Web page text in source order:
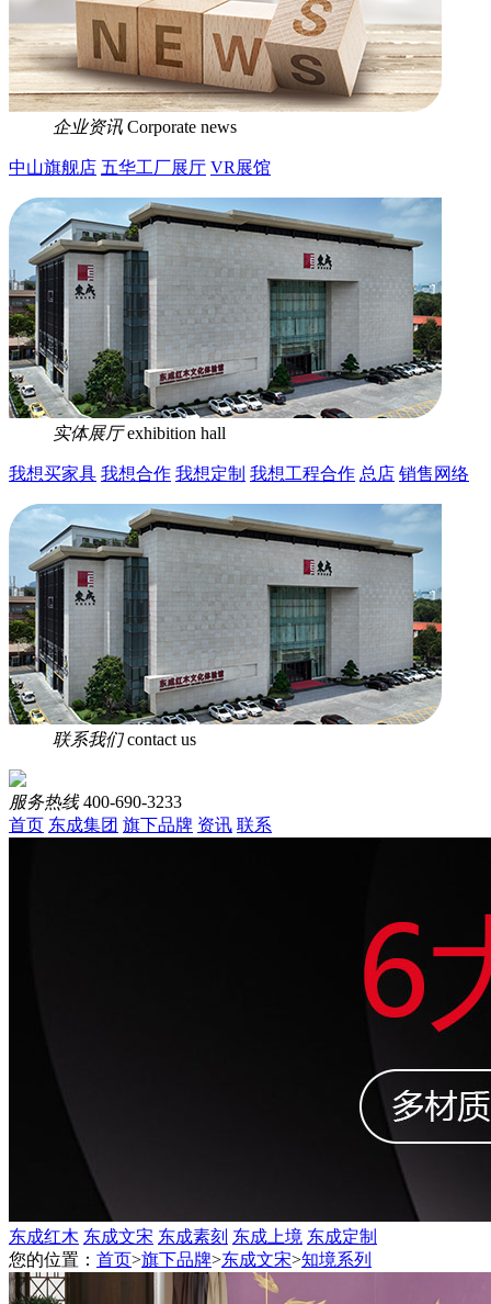
企业资讯 Corporate news
中山旗舰店 五华工厂展厅 VR展馆
实体展厅 exhibition hall
我想买家具 我想合作 我想定制 我想工程合作 总店 销售网络
联系我们 contact us
服务热线 400-690-3233
首页 东成集团 旗下品牌 资讯 联系
东成红木 东成文宋 东成素刻 东成上境 东成定制
您的位置： 首页>旗下品牌>东成文宋>知境系列